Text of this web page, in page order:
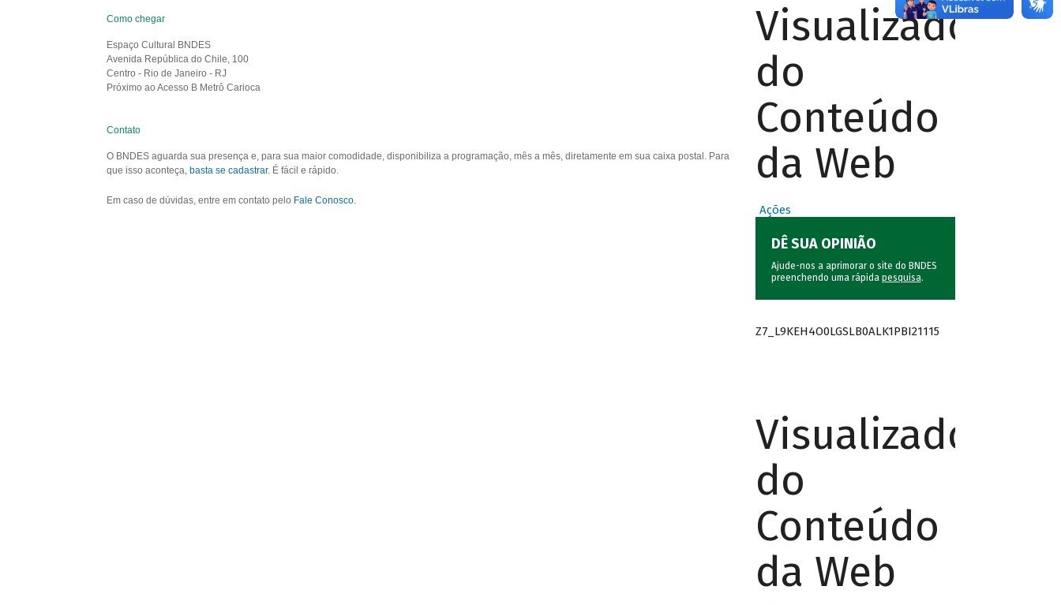
Como chegar
Espaço Cultural BNDES
Avenida República do Chile, 100
Centro - Rio de Janeiro - RJ
Próximo ao Acesso B Metrô Carioca
Contato
O BNDES aguarda sua presença e, para sua maior comodidade, disponibiliza a programação, mês a mês, diretamente em sua caixa postal. Para
que isso aconteça, basta se cadastrar. É fácil e rápido.
Em caso de dúvidas, entre em contato pelo Fale Conosco.
Visualizador
do
Conteúdo
da Web
Ações
DÊ SUA OPINIÃO
Ajude-nos a aprimorar o site do BNDES
preenchendo uma rápida pesquisa.
Z7_L9KEH4O0LGSLB0ALK1PBI21115
Visualizador
do
Conteúdo
da Web